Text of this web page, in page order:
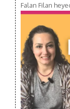
Falan Filan